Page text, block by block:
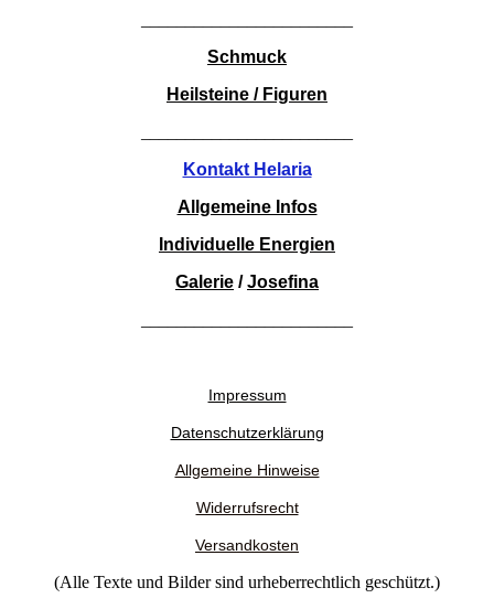
Schmuck
Heilsteine / Figuren
Kontakt Helaria
Allgemeine Infos
Individuelle Energien
Galerie /Josefina
Impressum
Datenschutzerklärung
Allgemeine Hinweise
Widerrufsrecht
Versandkosten
(Alle Texte und Bilder sind urheberrechtlich geschützt.)